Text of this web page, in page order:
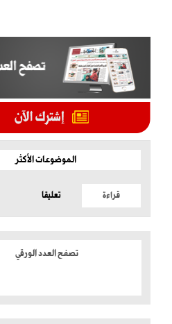
الموضوعات الأكثر
قراءة تعليقا
تصفح العدد الورقي